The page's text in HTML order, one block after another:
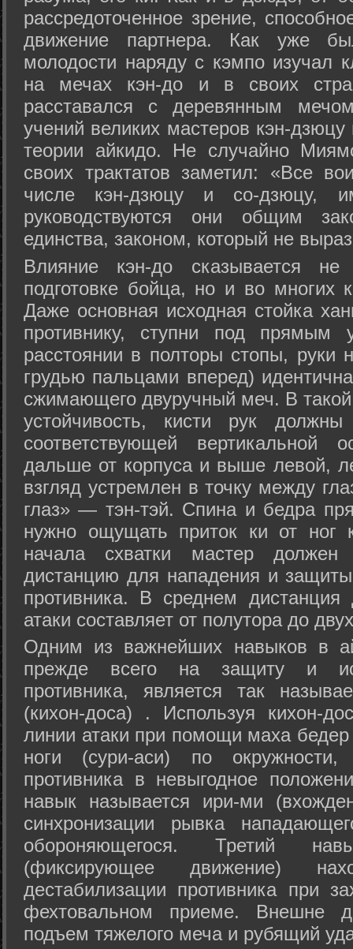
рассредоточенное зрение,
движение партнера. Как уже
молодости наряду с кэмпо изучал
на мечах кэн-до и в своих
расставался с деревянным
учений великих мастеров кэн-
теории айкидо. Не случайно
своих трактатов заметил: «Все
числе кэн-дзюцу и со-дзюцу,
руководствуются они общим
единства, законом, который не
Влияние кэн-до сказывается не
подготовке бойца, но и во многих
Даже основная исходная стойка
противнику, ступни под прямым
расстоянии в полторы стопы, руки
грудью пальцами вперед)
сжимающего двуручный меч. В
устойчивость, кисти рук
соответствующей
дальше от корпуса и выше левой,
взгляд устремлен в точку между
глаз» — тэн-тэй. Спина и бедра
нужно ощущать приток ки от
начала схватки мастер должен
дистанцию для нападения и
противника. В среднем
атаки составляет от полутора до
Одним из важнейших навыков в
прежде всего на защиту и
противника, является так
(кихон-доса) . Используя кихон-
линии атаки при помощи маха
ноги (сури-аси) по
противника в невыгодное
навык называется ири-ми
синхронизации рывка
обороняющегося. Третий
(фиксирующее движение)
дестабилизации противника при
фехтовальном приеме. Внешне
подъем тяжелого меча и рубящий